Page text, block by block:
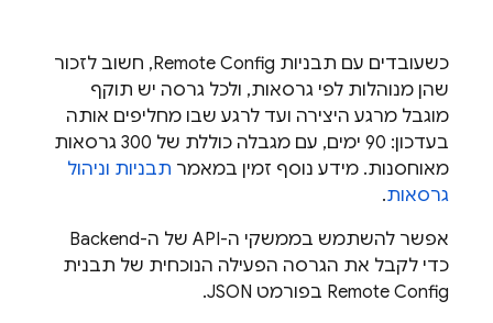
כשעובדים עם תבניות Remote Config, חשוב לזכור
שהן מנוהלות לפי גרסאות, ולכל גרסה יש תוקף
מוגבל מרגע היצירה ועד לרגע שבו מחליפים אותה
בעדכון: 90 ימים, עם מגבלה כוללת של 300 גרסאות
מאוחסנות. מידע נוסף זמין במאמר תבניות וניהול
גרסאות.
אפשר להשתמש בממשקי ה-API של ה-Backend
כדי לקבל את הגרסה הפעילה הנוכחית של תבנית
Remote Config בפורמט JSON.